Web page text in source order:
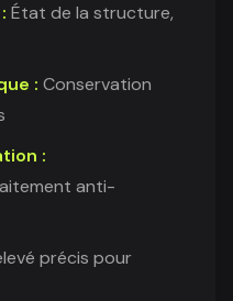
État de la structure,
: Conservation
:
anti-
précis pour